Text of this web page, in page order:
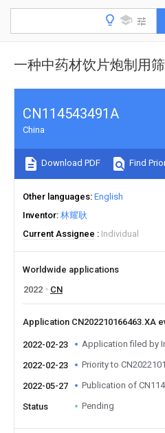
一种中药材饮片炮制用
CN114543491A
China
Download PDF Find
Other languages English
Inventor 林耀耿
Current Assignee
Individual
Worldwide applications
2022
CN
Application CN202210166463.XA
2022-02-23 Application filed by
2022-02-23 Priority to
2022-05-27 Publication of
Status Pending